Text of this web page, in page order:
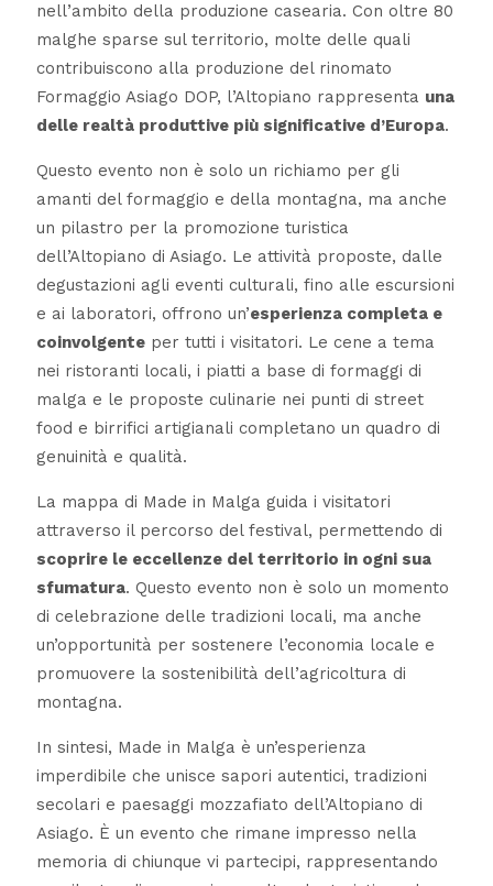
nell’ambito della produzione casearia. Con oltre 80
malghe sparse sul territorio, molte delle quali
contribuiscono alla produzione del rinomato
Formaggio Asiago DOP, l’Altopiano rappresenta una
delle realtà produttive più significative d’Europa.
Questo evento non è solo un richiamo per gli
amanti del formaggio e della montagna, ma anche
un pilastro per la promozione turistica
dell’Altopiano di Asiago. Le attività proposte, dalle
degustazioni agli eventi culturali, fino alle escursioni
e ai laboratori, offrono un’esperienza completa e
coinvolgenteper tutti i visitatori. Le cene a tema
nei ristoranti locali, i piatti a base di formaggi di
malga e le proposte culinarie nei punti di street
food e birrifici artigianali completano un quadro di
genuinità e qualità.
La mappa di Made in Malga guida i visitatori
attraverso il percorso del festival, permettendo di
scoprire le eccellenze del territorio in ogni sua
sfumatura. Questo evento non è solo un momento
di celebrazione delle tradizioni locali, ma anche
un’opportunità per sostenere l’economia locale e
promuovere la sostenibilità dell’agricoltura di
montagna.
In sintesi, Made in Malga è un’esperienza
imperdibile che unisce sapori autentici, tradizioni
secolari e paesaggi mozzafiato dell’Altopiano di
Asiago. È un evento che rimane impresso nella
memoria di chiunque vi partecipi, rappresentando